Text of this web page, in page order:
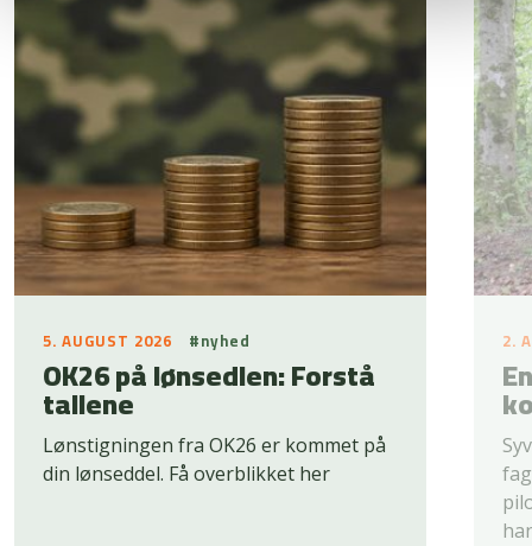
5. AUGUST 2026 #nyhed
OK26 på lønsedlen: Forstå
tallene
Lønstigningen fra OK26 er kommet på
din lønseddel. Få overblikket her
2.